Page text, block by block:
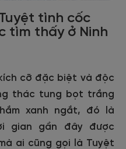
tình cốc
tìm thấy ở Ninh
cỡ đặc biệt và độc
thác tung bọt trắng
xanh ngắt, đó là
gian gần đây được
ai cũng gọi là Tuyệt